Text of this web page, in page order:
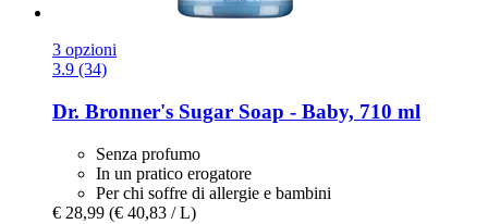
3 opzioni
3.9 (34)
Dr. Bronner's Sugar Soap -​ Baby, 710 ml
Senza profumo
In un pratico erogatore
Per chi soffre di allergie e bambini
€ 28,99 (€ 40,83 / L)